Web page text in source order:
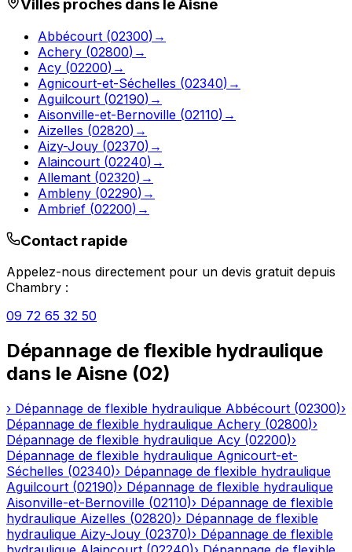
Villes proches dans leAisne
Abbécourt (02300) →
Achery (02800) →
Acy (02200) →
Agnicourt-et-Séchelles (02340) →
Aguilcourt (02190) →
Aisonville-et-Bernoville (02110) →
Aizelles (02820) →
Aizy-Jouy (02370) →
Alaincourt (02240) →
Allemant (02320) →
Ambleny (02290) →
Ambrief (02200) →
Contact rapide
Appelez-nous directement pour un devis gratuit depuis
Chambry :
09 72 65 32 50
Dépannage de flexible hydraulique
dans le Aisne (02)
› Dépannage de flexible hydraulique Abbécourt (02300)›
Dépannage de flexible hydraulique Achery (02800)›
Dépannage de flexible hydraulique Acy (02200)›
Dépannage de flexible hydraulique Agnicourt-et-
Séchelles (02340)› Dépannage de flexible hydraulique
Aguilcourt (02190)› Dépannage de flexible hydraulique
Aisonville-et-Bernoville (02110)› Dépannage de flexible
hydraulique Aizelles (02820)› Dépannage de flexible
hydraulique Aizy-Jouy (02370)› Dépannage de flexible